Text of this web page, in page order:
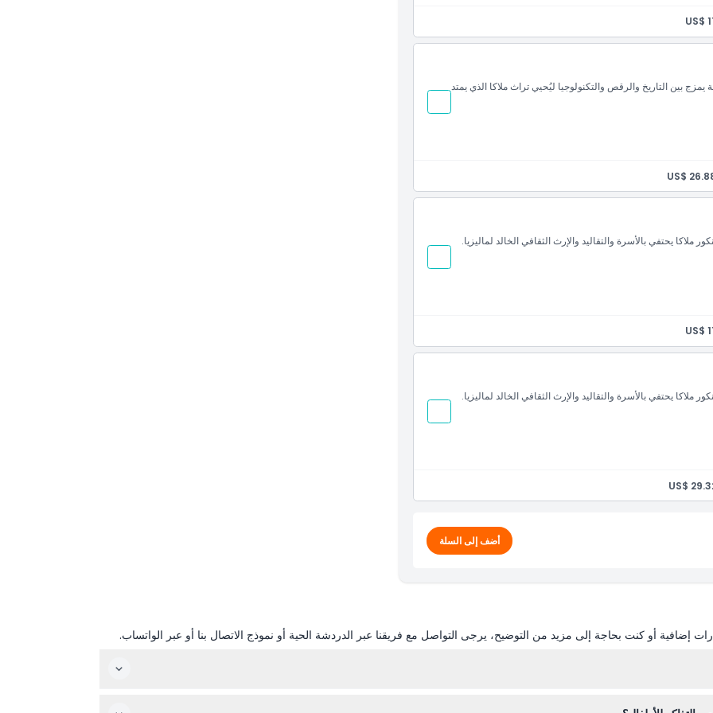
US$
عرض إنكور ملاكا الحي، عرض ثقافي مدته 70 دقيقة يمزج بين التاريخ والرقص والتكنولوجيا ليُحيي تراث ملاكا الذي يمتد
US$
US$
US$
أضف إلى السلة
إضافية أو كنت بحاجة إلى مزيد من التوضيح، يرجى التواصل مع فريقنا عبر الدردشة الحية أو نموذج الاتصال بنا أو عبر الواتساب.